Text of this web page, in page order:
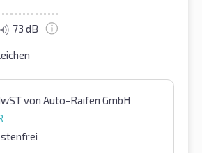
73 dB
von Auto-Raifen GmbH